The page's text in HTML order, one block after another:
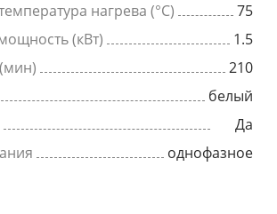
нагрева (°C)
75
(кВт)
1.5
210
белый
Да
однофазное